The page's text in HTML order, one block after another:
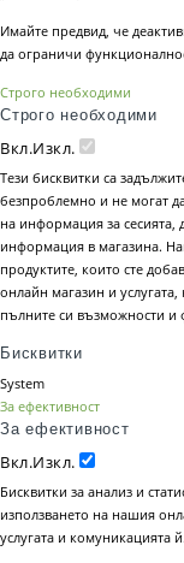
Имайте предвид, че
да ограничи
Строго необходими
Строго необходими
Вкл.Изкл.
Тези бисквитки са
безпроблемно и не могат
на информация за сесията,
информация в магазина.
продуктите, които сте
онлайн магазин и
пълните си възможности и
Бисквитки
System
За ефективност
За ефективност
Вкл.Изкл.
Бисквитки за анализ и
използването на нашия
услугата и комуникацията й.